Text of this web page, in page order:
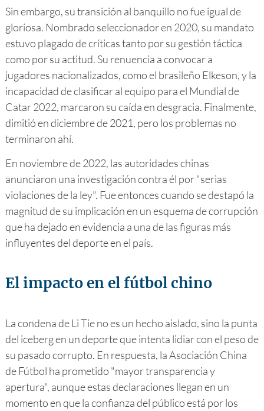
Sin embargo, su transición al banquillo no fue igual de
gloriosa. Nombrado seleccionador en 2020, su mandato
estuvo plagado de críticas tanto por su gestión táctica
como por su actitud. Su renuencia a convocar a
jugadores nacionalizados, como el brasileño Elkeson, y la
incapacidad de clasificar al equipo para el Mundial de
Catar 2022, marcaron su caída en desgracia. Finalmente,
dimitió en diciembre de 2021, pero los problemas no
terminaron ahí.
En noviembre de 2022, las autoridades chinas
anunciaron una investigación contra él por "serias
violaciones de la ley". Fue entonces cuando se destapó la
magnitud de su implicación en un esquema de corrupción
que ha dejado en evidencia a una de las figuras más
influyentes del deporte en el país.
El impacto en el fútbol chino
La condena de Li Tie no es un hecho aislado, sino la punta
del iceberg en un deporte que intenta lidiar con el peso de
su pasado corrupto. En respuesta, la Asociación China
de Fútbol ha prometido "mayor transparencia y
apertura", aunque estas declaraciones llegan en un
momento en que la confianza del público está por los